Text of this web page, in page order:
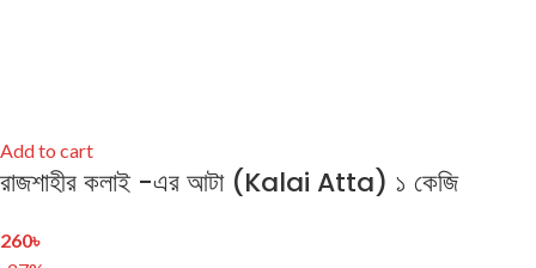
Add to cart
রাজশাহীর কলাই -এর আটা (Kalai Atta) ১ কেজি
260৳